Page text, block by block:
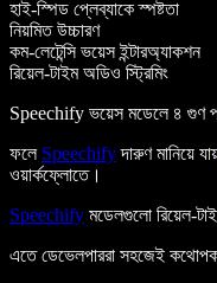
হাই-স্পিড প্লেব্যাকে স্পষ্টতা
নিয়মিত উচ্চারণ
কম-লেটেন্সি ভয়েস ইন্টারঅ্যাকশন
রিয়েল-টাইম অডিও স্ট্রিমিং
Speechify ভয়েস মডেলে ৪ গুণ
ফলে Speechifyদারুণ মানিয়ে
ওয়ার্কফ্লোতে।
Speechify মডেলগুলো রিয়েল-
এতে ডেভেলপাররা সহজেই